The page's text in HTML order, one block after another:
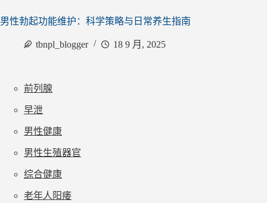
男性勃起功能维护：科学策略与日常养生指南
tbnpl_blogger 18 9 月, 2025
前列腺
早泄
男性健康
男性生殖器官
综合健康
老年人阳痿